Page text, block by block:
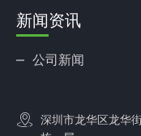
新闻资讯
公司新闻
深圳市龙华区龙华